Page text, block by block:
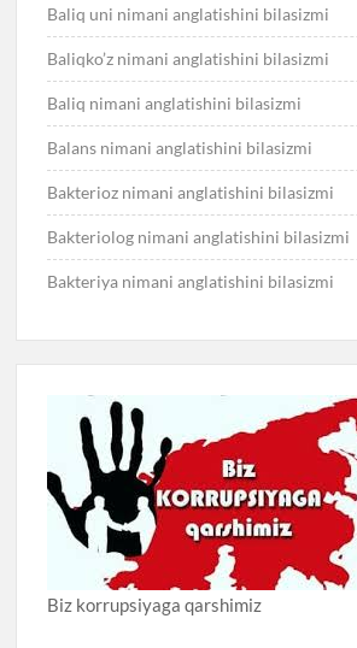
Baliq uni nimani anglatishini bilasizmi
Baliqko’z nimani anglatishini bilasizmi
Baliq nimani anglatishini bilasizmi
Balans nimani anglatishini bilasizmi
Bakterioz nimani anglatishini bilasizmi
Bakteriolog nimani anglatishini bilasizmi
Bakteriya nimani anglatishini bilasizmi
Biz korrupsiyaga qarshimiz